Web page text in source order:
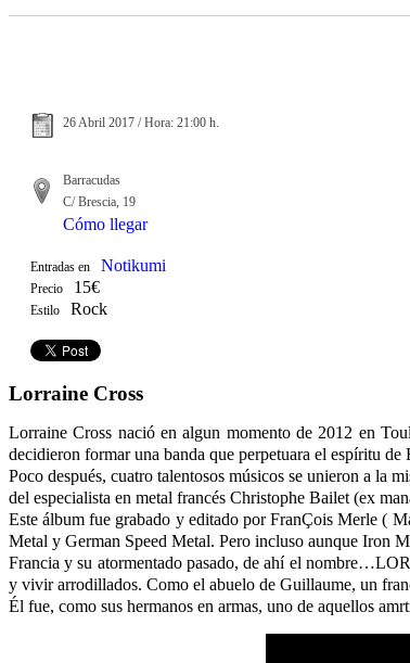
26 Abril 2017 / Hora: 21:00 h.
Barracudas
C/ Brescia, 19
Cómo llegar
Entradas en Notikumi
Precio 15€
Estilo Rock
Lorraine Cross
Lorraine Cross nació en algun momento de 2012 en
decidieron formar una banda que perpetuara el espíritu de
Poco después, cuatro talentosos músicos se unieron a
del especialista en metal francés Christophe Bailet (ex
Este álbum fue grabado y editado por FranÇois Merle (
Metal y German Speed Metal. Pero incluso aunque Iron
Francia y su atormentado pasado, de ahí el
y vivir arrodillados. Como el abuelo de Guillaume, un
Él fue, como sus hermanos en armas, uno de aquellos